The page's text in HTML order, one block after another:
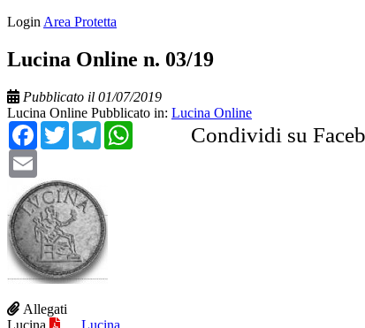
Login Area Protetta
Lucina Online n. 03/19
Pubblicato il 01/07/2019
Lucina Online Pubblicato in: Lucina Online
Condividi su
Facebook
TwitterTelegramWhatsApp
Email
Allegati
Lucina
Lucina